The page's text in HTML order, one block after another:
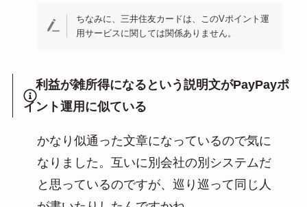
ちなみに、三井住友カードは、このVポイント運
用サービスに関しては関係ありません。
利益が雑所得になるという説明文がPayPayポ
イント運用に似ている
かなり似通った文章になっているので気に
なりました。互いに別会社の別システムだ
と思っているのですが、巡り巡って同じ人